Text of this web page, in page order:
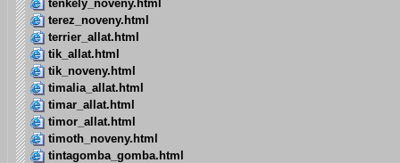
tenkely_noveny.html
terez_noveny.html
terrier_allat.html
tik_allat.html
tik_noveny.html
timalia_allat.html
timar_allat.html
timor_allat.html
timoth_noveny.html
tintagomba_gomba.html